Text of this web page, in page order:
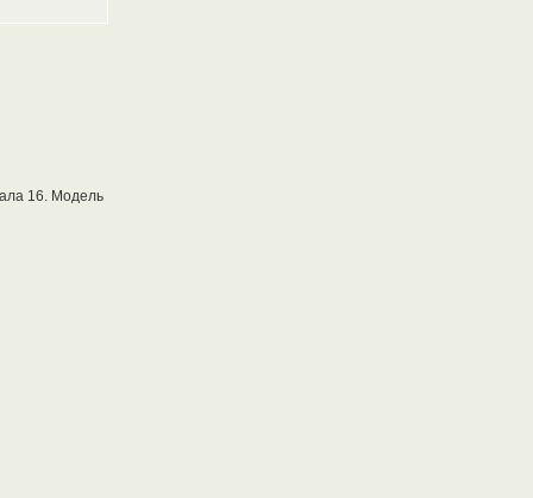
16. Модель